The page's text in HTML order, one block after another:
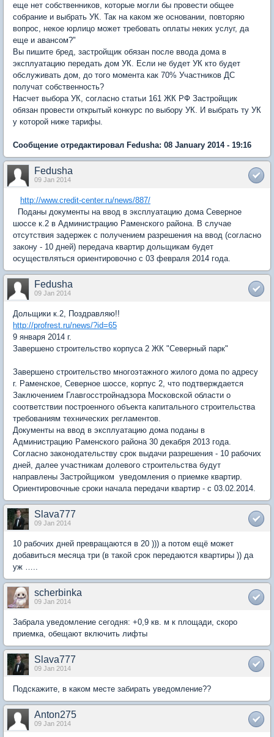
еще нет собственников, которые могли бы провести общее
собрание и выбрать УК. Так на каком же основании, повторяю
вопрос, некое юрлицо может требовать оплаты неких услуг, да
еще и авансом?"
Вы пишите бред, застройщик обязан после ввода дома в
эксплуатацию передать дом УК. Если не будет УК кто будет
обслуживать дом, до того момента как 70% Участников ДС
получат собственность?
Насчет выбора УК, согласно статьи 161 ЖК РФ Застройщик
обязан провести открытый конкурс по выбору УК. И выбрать ту УК
у которой ниже тарифы.
Сообщение отредактировал Fedusha: 08 January 2014 - 19:16
Fedusha
09 Jan 2014
http://www.credit-center.ru/news/887/
Поданы документы на ввод в эксплуатацию дома Северное
шоссе к.2 в Администрацию Раменского района. В случае
отсутствия задержек с получением разрешения на ввод (согласно
закону - 10 дней) передача квартир дольщикам будет
осуществляться ориентировочно с 03 февраля 2014 года.
Fedusha
09 Jan 2014
Дольщики к.2, Поздравляю!!
http://profrest.ru/news/?id=65
9 января 2014 г.
Завершено строительство корпуса 2 ЖК "Северный парк"
Завершено строительство многоэтажного жилого дома по адресу
г. Раменское, Северное шоссе, корпус 2, что подтверждается
Заключением Главгосстройнадзора Московской области о
соответствии построенного объекта капитального строительства
требованиям технических регламентов.
Документы на ввод в эксплуатацию дома поданы в
Администрацию Раменского района 30 декабря 2013 года.
Согласно законодательству срок выдачи разрешения - 10 рабочих
дней, далее участникам долевого строительства будут
направлены Застройщиком уведомления о приемке квартир.
Ориентировочные сроки начала передачи квартир - с 03.02.2014.
Slava777
09 Jan 2014
10 рабочих дней превращаются в 20 ))) а потом ещё может
добавиться месяца три (в такой срок передаются квартиры )) да
уж …..
scherbinka
09 Jan 2014
Забрала уведомление сегодня: +0,9 кв. м к площади, скоро
приемка, обещают включить лифты
Slava777
09 Jan 2014
Подскажите, в каком месте забирать уведомление??
Anton275
09 Jan 2014